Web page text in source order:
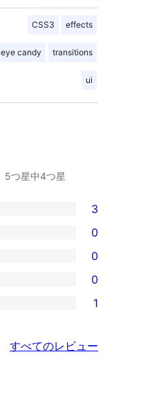
CSS3 effects
eye candy transitions
ui
5つ星中4つ星
3
0
0
0
1
すべてのレビュー